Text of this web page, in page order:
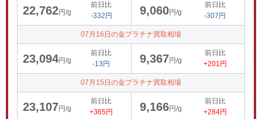
22,762円/g
前日比
-332円
9,060円/g
前日比
-307円
07月16日の金プラチナ買取相場
23,094円/g
前日比
-13円
9,367円/g
前日比
+201円
07月15日の金プラチナ買取相場
23,107円/g
前日比
+365円
9,166円/g
前日比
+284円